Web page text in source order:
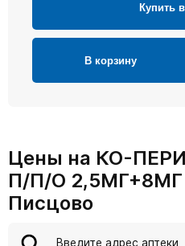
Купить
В корзину
Цены на КО-
П/П/О 2,5МГ+8МГ
Писцово